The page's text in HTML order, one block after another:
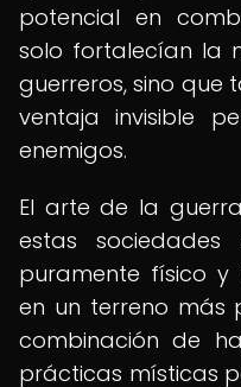
potencial en
solo fortalecían la
guerreros, sino que
ventaja invisible
enemigos.
El arte de la
estas sociedades
puramente físico
en un terreno más
combinación de
prácticas místicas